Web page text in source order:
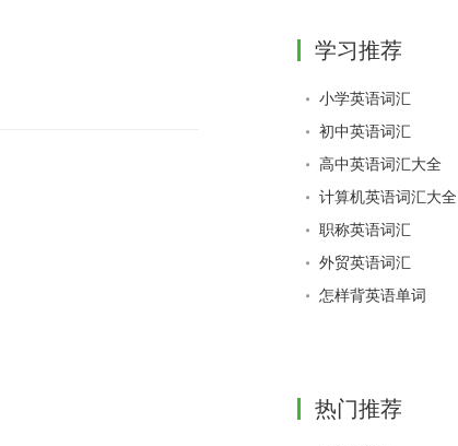
学习推荐
小学英语词汇
初中英语词汇
高中英语词汇大全
计算机英语词汇大全
职称英语词汇
外贸英语词汇
怎样背英语单词
热门推荐